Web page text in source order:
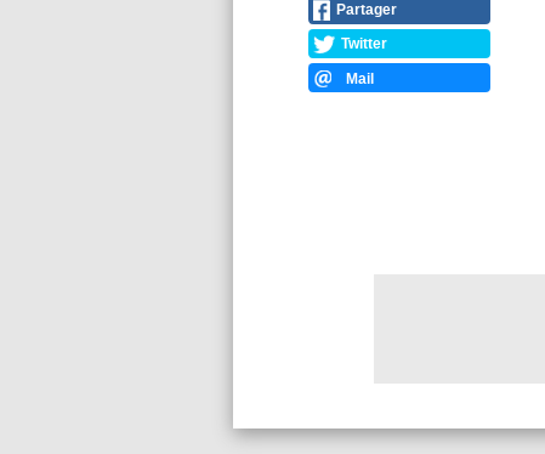
Partager
Twitter
Mail